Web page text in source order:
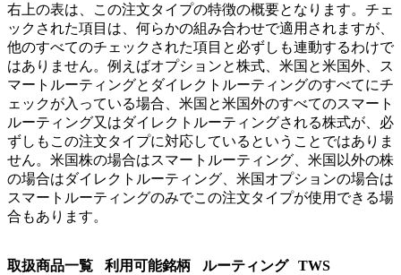
右上の表は、この注文タイプの特徴の概要となります。チェ
ックされた項目は、何らかの組み合わせで適用されますが、
他のすべてのチェックされた項目と必ずしも連動するわけで
はありません。例えばオプションと株式、米国と米国外、ス
マートルーティングとダイレクトルーティングのすべてにチ
ェックが入っている場合、米国と米国外のすべてのスマート
ルーティング又はダイレクトルーティングされる株式が、必
ずしもこの注文タイプに対応しているということではありま
せん。米国株の場合はスマートルーティング、米国以外の株
の場合はダイレクトルーティング、米国オプションの場合は
スマートルーティングのみでこの注文タイプが使用できる場
合もあります。
取扱商品一覧 利用可能銘柄 ルーティング
TWS